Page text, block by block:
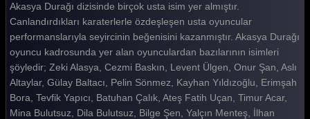
Akasya Durağı 59. Bölüm
Akasya Durağı 58. Bölüm
Akasya Durağı 57. Bölüm
Akasya Durağı 56. Bölüm
Akasya Durağı 55. Bölüm
Akasya Durağı dizisinde birçok usta isim yer almıştır.
Canlandırdıkları karaterlerle özdeşleşen usta oyuncular
performanslarıyla seyircinin beğenisini kazanmıştır. Akasya Durağı
oyuncu kadrosunda yer alan oyunculardan bazılarının isimleri
şöyledir; Zeki Alasya, Cezmi Baskın, Levent Ülgen, Onur Şan, Aslı
Altaylar, Gülay Baltacı, Pelin Sönmez, Kayhan Yıldızoğlu, Erimşah
Bora, Tevfik Yapıcı, Batuhan Çalık, Ateş Fatih Uçan, Timur Acar,
Mina Bulutsuz, Dila Bulutsuz, Bilge Şen, Yalçın Menteş, İlhan